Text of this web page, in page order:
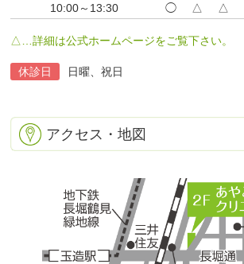
10:00～13:30
◯ △ △
△…詳細は公式ホームページをご覧下さい。
休診日 日曜、祝日
アクセス・地図